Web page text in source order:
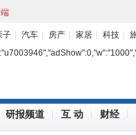
子 汽车 房产 家居 科技
研报频道 互 动 财经